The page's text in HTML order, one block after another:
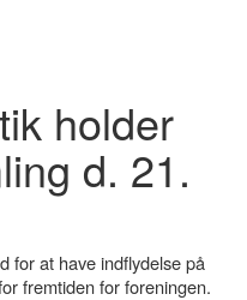
holder
d. 21.
for at have indflydelse på
fremtiden for foreningen.